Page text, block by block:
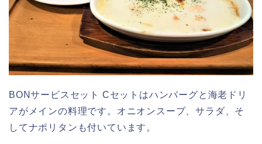
BONサービスセット Cセットはハンバーグと海老ドリ
アがメインの料理です。オニオンスープ、サラダ、そ
してナポリタンも付いています。